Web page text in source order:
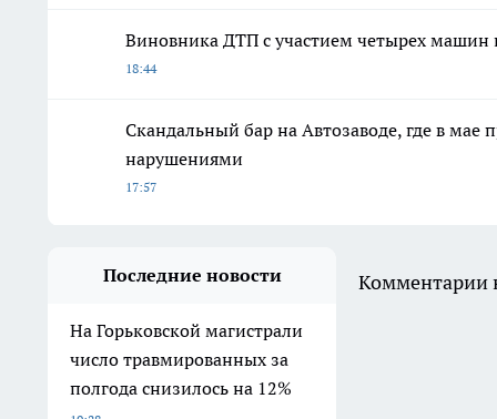
Виновника ДТП с участием четырех машин
18:44
Скандальный бар на Автозаводе, где в
нарушениями
17:57
Последние новости
На Горьковской магистрали
число травмированных за
полгода снизилось на 12%
Комментарии